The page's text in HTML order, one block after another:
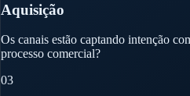
Aquisição
Os canais estão captando intenção
processo comercial?
03